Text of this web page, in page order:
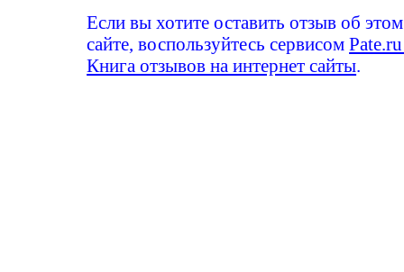
Если вы хотите оставить отзыв об этом
сайте, воспользуйтесь сервисом
Книга отзывов на интернет сайты